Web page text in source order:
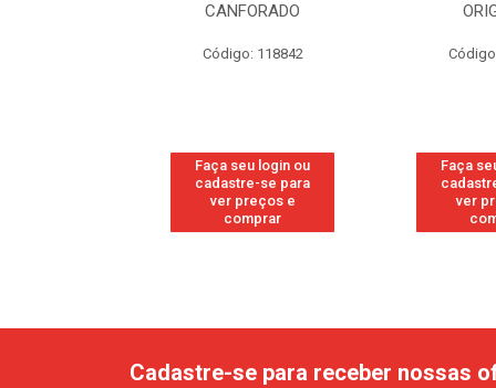
ORIGINAL
Código: 118877
Faça seu login ou
cadastre-se para
ver preços e
comprar
Faça
ver
Cadastre-se para receber nossas